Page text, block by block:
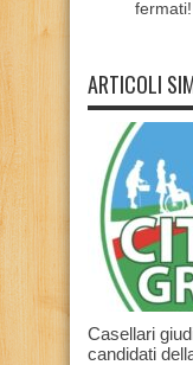
fermati!
ARTICOLI
Casellari
candidati